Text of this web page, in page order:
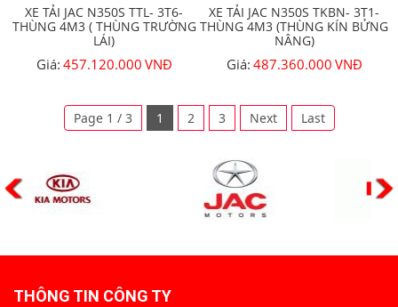
XE TẢI JAC N350S TTL- 3T6-
THÙNG 4M3 ( THÙNG TRƯỜNG
LÁI)
Giá: 457.120.000 VNĐ
XE TẢI JAC N350S TKBN- 3T1-
THÙNG 4M3 (THÙNG KÍN BỬNG
NÂNG)
Giá: 487.360.000 VNĐ
Page 1 / 3 1 2 3 Next Last
THÔNG TIN CÔNG TY